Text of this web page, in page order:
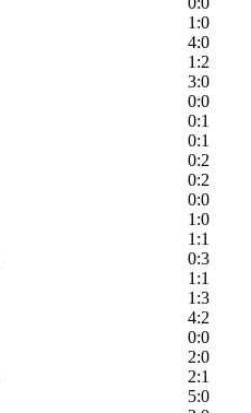
1:0
4:0
1:2
3:0
0:0
0:1
0:1
0:2
0:2
0:0
1:0
1:1
0:3
1:1
1:3
4:2
0:0
2:0
2:1
5:0